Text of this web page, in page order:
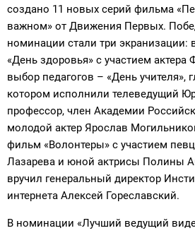
создано 11 новых серий фильма
важном» от Движения Первых.
номинации стали три
«День здоровья» с участием
выбор педагогов – «День учителя»,
котором исполнили телеведущий
профессор, член Академии
молодой актер Ярослав
фильм «Волонтеры» с участием
Лазарева и юной актрисы Полины
вручил генеральный директор
интернета Алексей Гореславский.
В номинации «Лучший ведущий